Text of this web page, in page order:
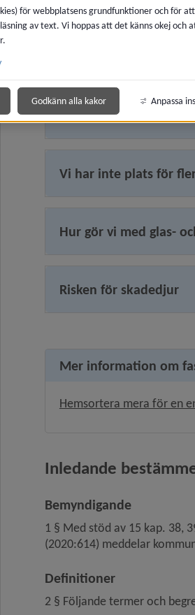
för Boendemiljö, buller och luftkvalitet
för Avfall och återvinning
för Kompostering och hushållsavfall
för Matavfall, matsvinn
för Returbutiken
för Farligt avfall
för Materialsortering vid rivning och
för Kemikalier, miljöfarlig verksamhet
för Lantmäteri, kartor och mätning
för Vatten och avlopp
Förändringen väcker många
Varför inte
Vi har inte plats för
Hur gör vi med glas-
Risken för skadedjur
Mer information om
Hemsortera mera för en
Inledande
Bemyndigande
1 § Med stöd av 15 kap. 38,
(2020:614) meddelar
Definitioner
2 § Följande termer och
för webbplatsens grundfunktioner och för
av text. Vi hoppas att det känns okej och
Godkänn alla kakor Anpassa